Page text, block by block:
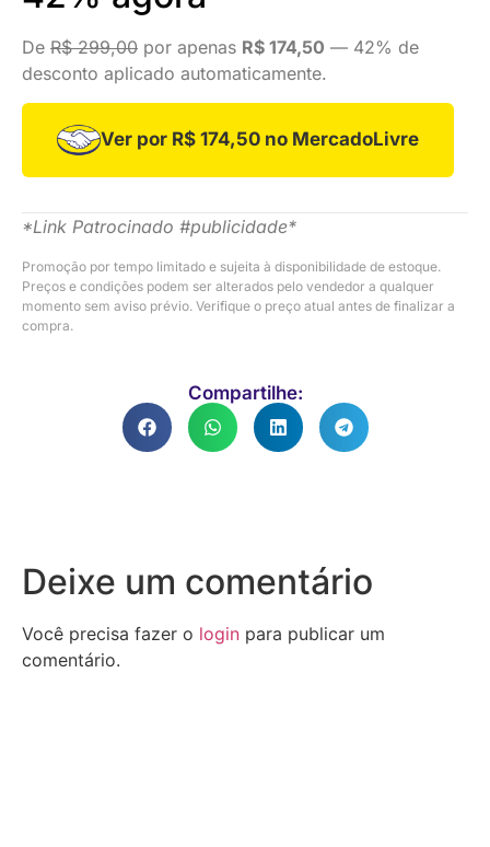
De R$ 299,00 por apenas R$ 174,50 — 42% de
desconto aplicado automaticamente.
Ver por R$ 174,50 no MercadoLivre
*Link Patrocinado #publicidade*
Promoção por tempo limitado e sujeita à disponibilidade de estoque.
Preços e condições podem ser alterados pelo vendedor a qualquer
momento sem aviso prévio. Verifique o preço atual antes de finalizar a
compra.
Compartilhe:
Deixe um comentário
Você precisa fazer o login para publicar um
comentário.